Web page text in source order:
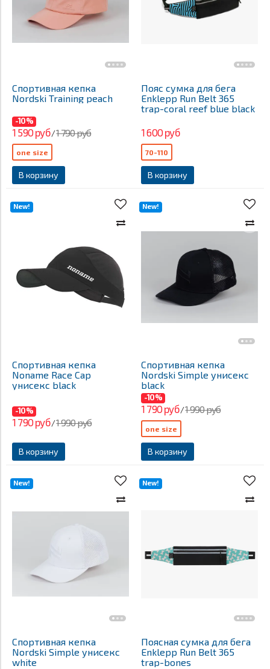
Спортивная кепка
Nordski Training peach
-10%
1 590 руб/1 790 руб
В корзину
one size
Пояс сумка для бега
Enklepp Run Belt 365
trap-coral reef blue black
1 600 руб
В корзину
70-110
New!
Спортивная кепка
Noname Race Cap
унисекс black
-10%
1 790 руб/1 990 руб
В корзину
New!
Спортивная кепка
Nordski Simple унисекс
black
-10%
1 790 руб/1 990 руб
В корзину
one size
New!
Спортивная кепка
Nordski Simple унисекс
white
New!
Поясная сумка для бега
Enklepp Run Belt 365
trap-bones